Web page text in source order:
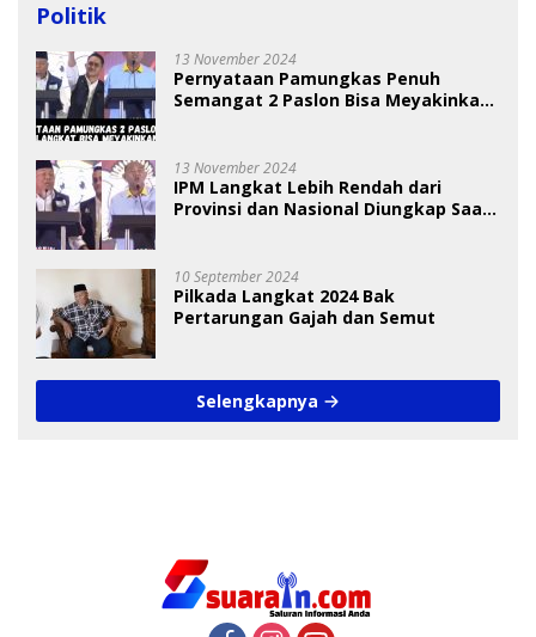
Politik
13 November 2024
Pernyataan Pamungkas Penuh
Semangat 2 Paslon Bisa Meyakinkan
13 November 2024
IPM Langkat Lebih Rendah dari
Provinsi dan Nasional Diungkap Saat
10 September 2024
Pilkada Langkat 2024 Bak
Pertarungan Gajah dan Semut
Selengkapnya